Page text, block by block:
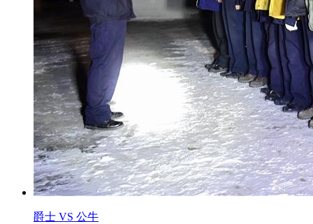
爵士 VS 公牛